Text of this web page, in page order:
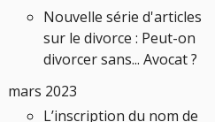
Nouvelle série d'articles
sur le divorce : Peut-on
divorcer sans... Avocat ?
mars 2023
L’inscription du nom de